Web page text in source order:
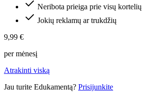
Neribota prieiga prie visų kortelių
Jokių reklamų ar trukdžių
9,99 €
per mėnesį
Atrakinti viską
Jau turite Edukamentą? Prisijunkite